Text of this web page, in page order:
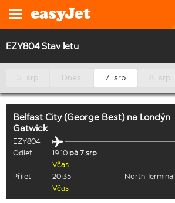
EZY804 Stav letu
5. srp Dnes 7. srp 8. srp
Belfast City (George Best) na Londýn
Gatwick
EZY804
Odlet
19:10 pá 7 srp
Včas
Přílet
20:35
North Terminal
Včas